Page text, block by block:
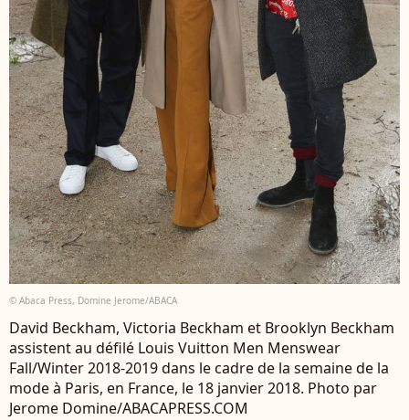
© Abaca Press, Domine Jerome/ABACA
David Beckham, Victoria Beckham et Brooklyn Beckham
assistent au défilé Louis Vuitton Men Menswear
Fall/Winter 2018-2019 dans le cadre de la semaine de la
mode à Paris, en France, le 18 janvier 2018. Photo par
Jerome Domine/ABACAPRESS.COM